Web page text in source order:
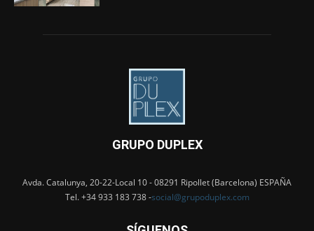
GRUPO DUPLEX
Avda. Catalunya, 20-22-Local 10 - 08291 Ripollet (Barcelona) ESPAÑA
Tel. +34 933 183 738 -social@grupoduplex.com